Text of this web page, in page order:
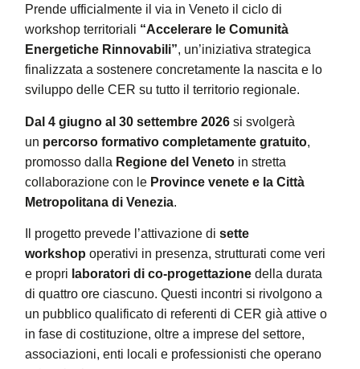
Prende ufficialmente il via in Veneto il ciclo di
workshop territoriali “Accelerare le Comunità
Energetiche Rinnovabili”, un’iniziativa strategica
finalizzata a sostenere concretamente la nascita e lo
sviluppo delle CER su tutto il territorio regionale.
Dal 4 giugno al 30 settembre 2026 si svolgerà
un percorso formativo completamente gratuito,
promosso dalla Regione del Veneto in stretta
collaborazione con le Province venete e la Città
Metropolitana di Venezia.
Il progetto prevede l’attivazione disette
workshop operativi in presenza, strutturati come veri
e propri laboratori di co-progettazione della durata
di quattro ore ciascuno. Questi incontri si rivolgono a
un pubblico qualificato di referenti di CER già attive o
in fase di costituzione, oltre a imprese del settore,
associazioni, enti locali e professionisti che operano